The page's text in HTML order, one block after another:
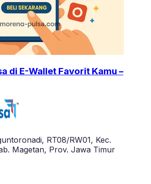
di E-Wallet Favorit Kamu –
RT08/RW01, Kec.
Magetan, Prov. Jawa Timur